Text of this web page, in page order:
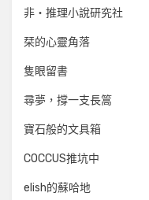
非‧推理小說研究社
栞的心靈角落
隻眼留書
尋夢，撐一支長篙
寶石般的文具箱
COCCUS推坑中
elish的蘇哈地